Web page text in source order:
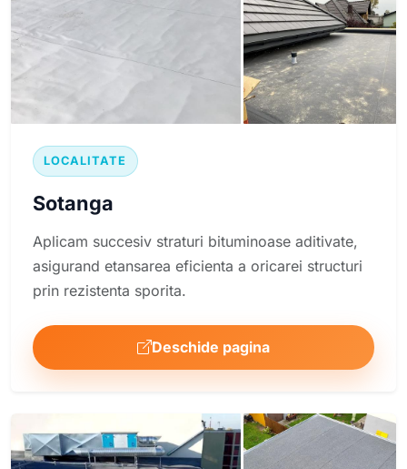
LOCALITATE
Sotanga
Aplicam succesiv straturi bituminoase aditivate,
asigurand etansarea eficienta a oricarei structuri
prin rezistenta sporita.
Deschide pagina